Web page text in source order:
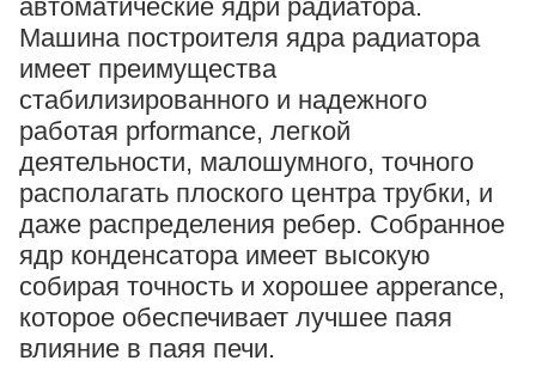
автоматические ядри радиатора.
Машина построителя ядра радиатора
имеет преимущества
стабилизированного и надежного
работая prformance, легкой
деятельности, малошумного, точного
располагать плоского центра трубки, и
даже распределения ребер. Собранное
ядр конденсатора имеет высокую
собирая точность и хорошее apperance,
которое обеспечивает лучшее паяя
влияние в паяя печи.